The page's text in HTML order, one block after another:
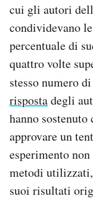
cui gli autori
condividevano
percentuale di
quattro volte
stesso numero di
rispostadegli
hanno
approvare un
esperimento
metodi utilizzati,
suoi risultati